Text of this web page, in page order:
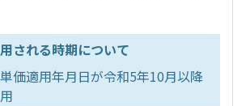
される時期について
価適用年月日が令和5年10月以降